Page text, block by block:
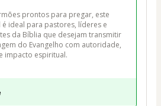
prontos para pregar, este
é ideal para pastores, líderes e
da Bíblia que desejam transmitir
do Evangelho com autoridade,
impacto espiritual.